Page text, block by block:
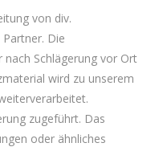
von div.
Die
Schlägerung vor Ort
wird zu unserem
zugeführt. Das
oder ähnliches